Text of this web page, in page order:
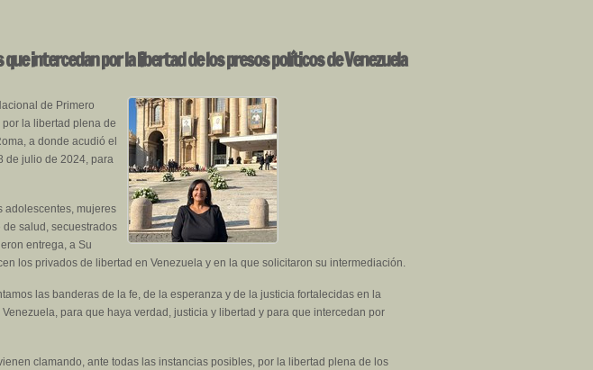
intercedan por la libertad de los presos políticos de Venezuela
de Primero
la libertad plena de
a donde acudió el
de julio de 2024, para
adolescentes, mujeres
salud, secuestrados
entrega, a Su
los privados de libertad en Venezuela y en la que solicitaron su intermediación.
las banderas de la fe, de la esperanza y de la justicia fortalecidas en la
para que haya verdad, justicia y libertad y para que intercedan por
clamando, ante todas las instancias posibles, por la libertad plena de los